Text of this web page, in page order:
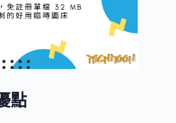
點